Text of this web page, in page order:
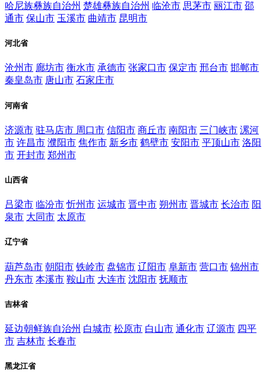
哈尼族彝族自治州 楚雄彝族自治州 临沧市 思茅市 丽江市 邵
通市 保山市 玉溪市 曲靖市 昆明市
河北省
沧州市 廊坊市 衡水市 承德市 张家口市 保定市 邢台市 邯郸市
秦皇岛市 唐山市 石家庄市
河南省
济源市 驻马店市 周口市 信阳市 商丘市 南阳市 三门峡市 漯河
市 许昌市 濮阳市 焦作市 新乡市 鹤壁市 安阳市 平顶山市 洛阳
市 开封市 郑州市
山西省
吕梁市 临汾市 忻州市 运城市 晋中市 朔州市 晋城市 长治市 阳
泉市 大同市 太原市
辽宁省
葫芦岛市 朝阳市 铁岭市 盘锦市 辽阳市 阜新市 营口市 锦州市
丹东市 本溪市 鞍山市 大连市 沈阳市 抚顺市
吉林省
延边朝鲜族自治州 白城市 松原市 白山市 通化市 辽源市 四平
市 吉林市 长春市
黑龙江省